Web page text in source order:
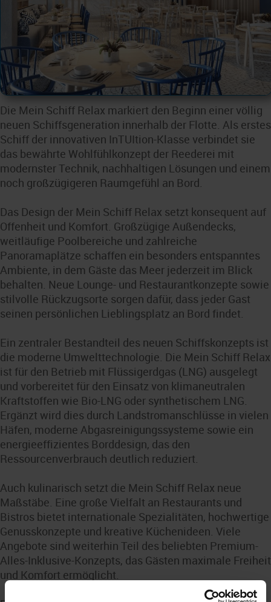
Die Mein Schiff Relax markiert den Beginn einer völlig
neuen Schiffsgeneration innerhalb der Flotte. Als erstes
Schiff der innovativen InTUItion-Klasse verbindet sie
das bewährte Wohlfühlkonzept der Reederei mit
modernster Technik, nachhaltigen Lösungen und einem
noch großzügigeren Raumgefühl an Bord.
Das Design der Mein Schiff Relax setzt konsequent auf
Offenheit und Komfort. Großzügige Außendecks,
weitläufige Poolbereiche und zahlreiche
Panoramaplätze schaffen ein besonders entspanntes
Ambiente, in dem Gäste das Meer jederzeit im Blick
behalten. Neue Lounge- und Restaurantkonzepte sowie
stilvolle Rückzugsorte sorgen dafür, dass jeder Gast
seinen persönlichen Lieblingsplatz an Bord findet.
Ein zentraler Bestandteil des neuen Schiffskonzepts ist
die moderne Umwelttechnologie. Die Mein Schiff Relax
ist für den Betrieb mit Flüssigerdgas (LNG) ausgelegt
und vorbereitet für den Einsatz von klimaneutralen
Kraftstoffen wie Bio-LNG oder synthetischem LNG.
Ergänzt wird dies durch Landstromanschlüsse in vielen
Häfen, moderne Abgasreinigungssysteme sowie ein
energieeffizientes Borddesign, das den
Ressourcenverbrauch deutlich reduziert.
Auch kulinarisch setzt die Mein Schiff Relax neue
Maßstäbe. Eine große Vielfalt an Restaurants und
Bistros bietet internationale Spezialitäten, hochwertige
Genusskonzepte und kreative Küchenideen. Viele
Angebote sind weiterhin Teil des beliebten Premium-
Alles-Inklusive-Konzepts, das Gästen maximale Freiheit
und Komfort ermöglicht.